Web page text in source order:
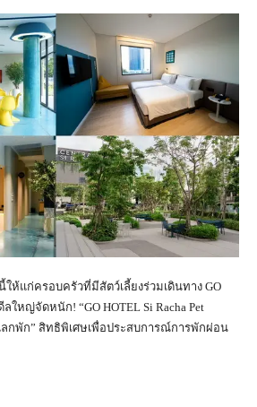
ห้แก่ครอบครัวที่มีสัตว์เลี้ยงร่วมเดินทาง GO
ใหญ่จัดหนัก! “GO HOTEL Si Racha Pet
ลกพัก” สิทธิพิเศษเพื่อประสบการณ์การพักผ่อน